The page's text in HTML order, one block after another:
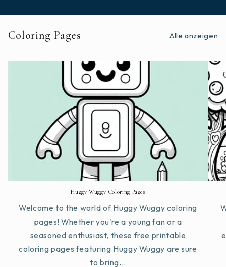
Coloring Pages Alle anzeigen
Huggy Wuggy Coloring Pages
Welcome to the world of Huggy Wuggy coloring
pages! Whether you're a young fan or a
seasoned enthusiast, these free printable
coloring pages featuring Huggy Wuggy are sure
to bring...